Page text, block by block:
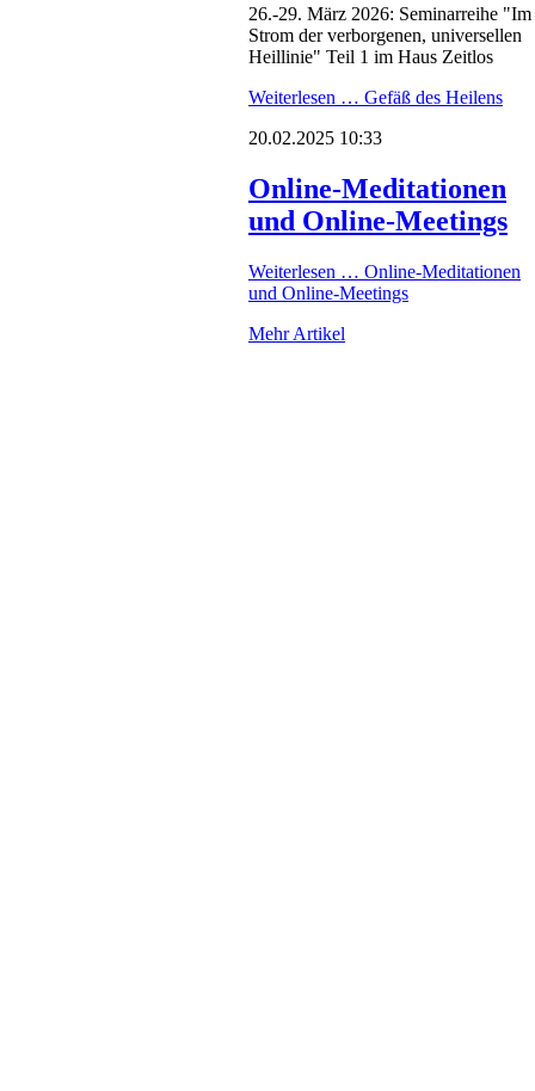
26.-29. März 2026: Seminarreihe "Im
Strom der verborgenen, universellen
Heillinie" Teil 1 im Haus Zeitlos
Weiterlesen … Gefäß des Heilens
20.02.2025 10:33
Online-Meditationen
und Online-Meetings
Weiterlesen … Online-Meditationen
und Online-Meetings
Mehr Artikel